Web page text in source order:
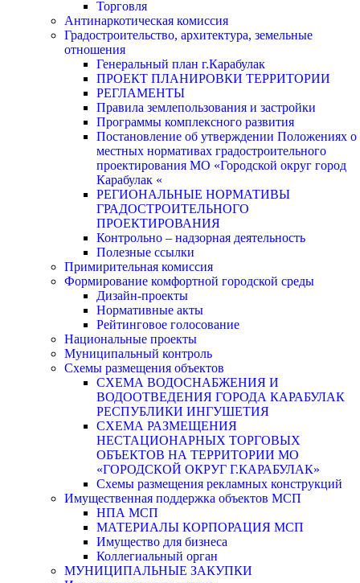
Торговля
Антинаркотическая комиссия
Градостроительство, архитектура, земельные
отношения
Генеральный план г.Карабулак
ПРОЕКТ ПЛАНИРОВКИ ТЕРРИТОРИИ
РЕГЛАМЕНТЫ
Правила землепользования и застройки
Программы комплексного развития
Постановление об утверждении Положениях о
местных нормативах градостроительного
проектирования МО «Городской округ город
Карабулак «
РЕГИОНАЛЬНЫЕ НОРМАТИВЫ
ГРАДОСТРОИТЕЛЬНОГО
ПРОЕКТИРОВАНИЯ
Контрольно – надзорная деятельность
Полезные ссылки
Примирительная комиссия
Формирование комфортной городской среды
Дизайн-проекты
Нормативные акты
Рейтинговое голосование
Национальные проекты
Муниципальный контроль
Схемы размещения объектов
СХЕМА ВОДОСНАБЖЕНИЯ И
ВОДООТВЕДЕНИЯ ГОРОДА КАРАБУЛАК
РЕСПУБЛИКИ ИНГУШЕТИЯ
СХЕМА РАЗМЕЩЕНИЯ
НЕСТАЦИОНАРНЫХ ТОРГОВЫХ
ОБЪЕКТОВ НА ТЕРРИТОРИИ МО
«ГОРОДСКОЙ ОКРУГ Г.КАРАБУЛАК»
Схемы размещения рекламных конструкций
Имущественная поддержка объектов МСП
НПА МСП
МАТЕРИАЛЫ КОРПОРАЦИЯ МСП
Имущество для бизнеса
Коллегиальный орган
МУНИЦИПАЛЬНЫЕ ЗАКУПКИ